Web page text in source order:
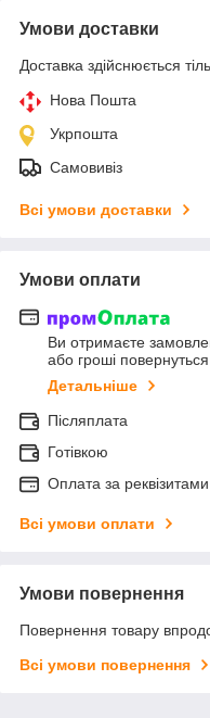
Умови доставки
Доставка здійснюється
Нова Пошта
Укрпошта
Самовивіз
Всі умови доставки
Умови оплати
Ви отримаєте
або гроші
Детальніше
Післяплата
Готівкою
Оплата за реквізитами
Всі умови оплати
Умови повернення
Повернення товару
Всі умови повернення